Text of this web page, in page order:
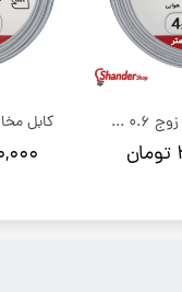
کابل مخابراتی 4 زوج 0.6 مسی پارسان کابل خسروی | کلاف 250 متری